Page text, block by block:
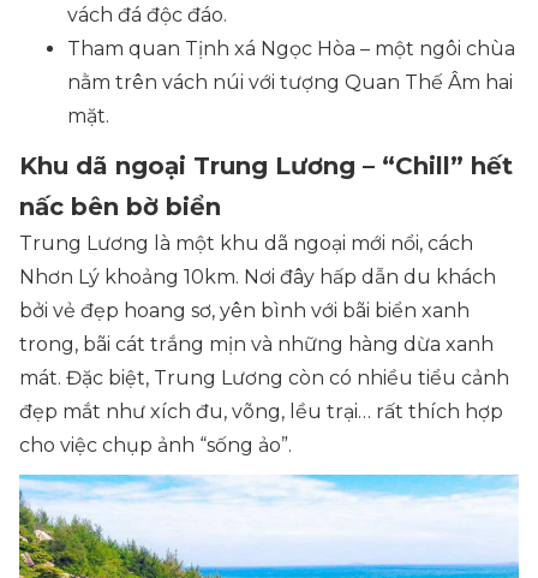
vách đá độc đáo.
Tham quan Tịnh xá Ngọc Hòa – một ngôi chùa
nằm trên vách núi với tượng Quan Thế Âm hai
mặt.
Khu dã ngoại Trung Lương – “Chill” hết
nấc bên bờ biển
Trung Lương là một khu dã ngoại mới nổi, cách
Nhơn Lý khoảng 10km. Nơi đây hấp dẫn du khách
bởi vẻ đẹp hoang sơ, yên bình với bãi biển xanh
trong, bãi cát trắng mịn và những hàng dừa xanh
mát. Đặc biệt, Trung Lương còn có nhiều tiểu cảnh
đẹp mắt như xích đu, võng, lều trại… rất thích hợp
cho việc chụp ảnh “sống ảo”.